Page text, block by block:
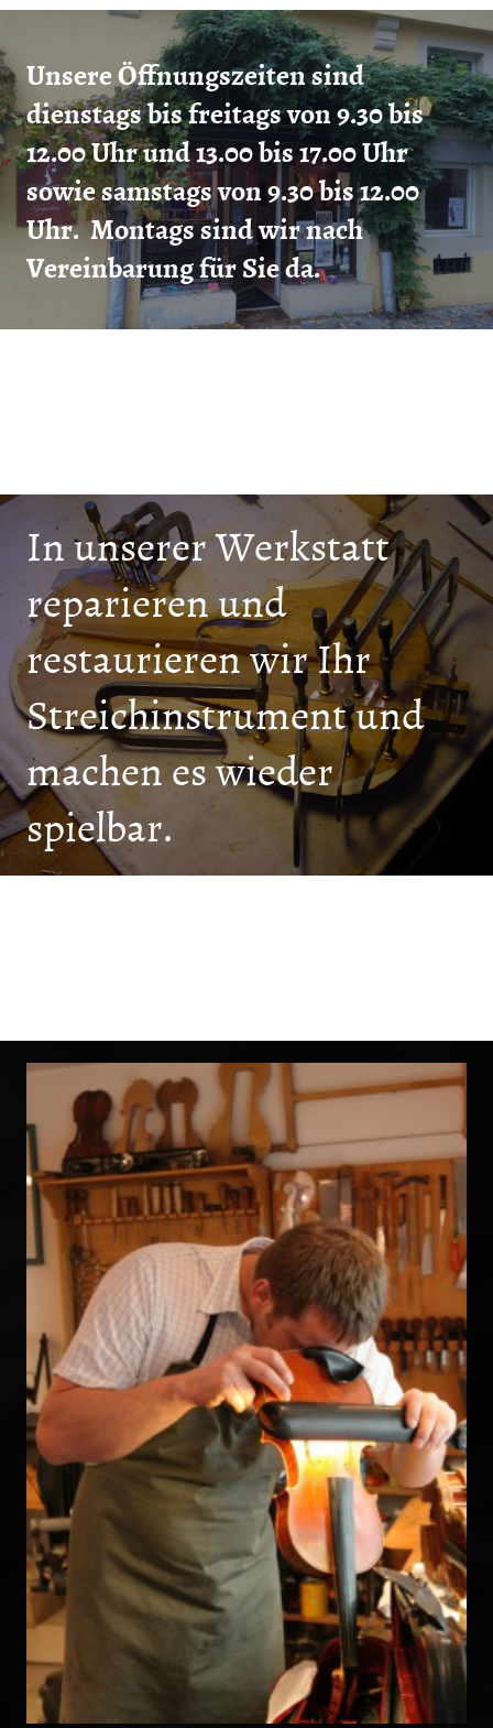
Unsere Öffnungszeiten sind
dienstags bis freitags von 9.30 bis
12.00 Uhr und 13.00 bis 17.00 Uhr
sowie samstags von 9.30 bis 12.00
Uhr. Montags sind wir nach
Vereinbarung für Sie da.
In unserer Werkstatt
reparieren und
restaurieren wir Ihr
Streichinstrument und
machen es wieder
spielbar.